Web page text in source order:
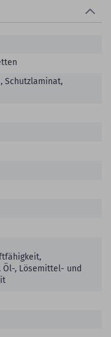
Schutzlaminat,
, Lösemittel- und